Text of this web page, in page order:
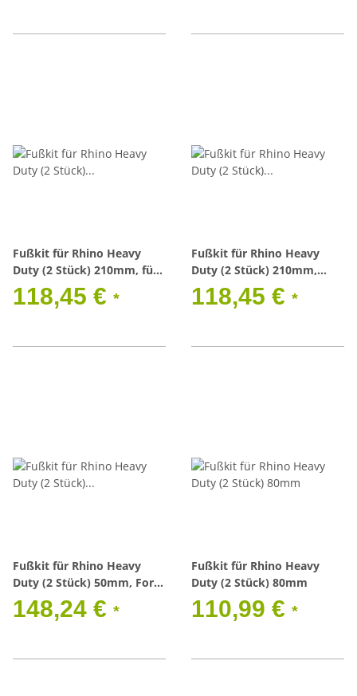
Fußkit für Rhino Heavy
Duty (2 Stück) 210mm, für
Land Rover Defender
118,45 € *
Fußkit für Rhino Heavy
Duty (2 Stück) 210mm,
Toyota HZJ75/78
118,45 € *
Fußkit für Rhino Heavy
Duty (2 Stück) 50mm, Ford
Transit 01/14-> H1/H2
148,24 € *
Fußkit für Rhino Heavy
Duty (2 Stück) 80mm
110,99 € *